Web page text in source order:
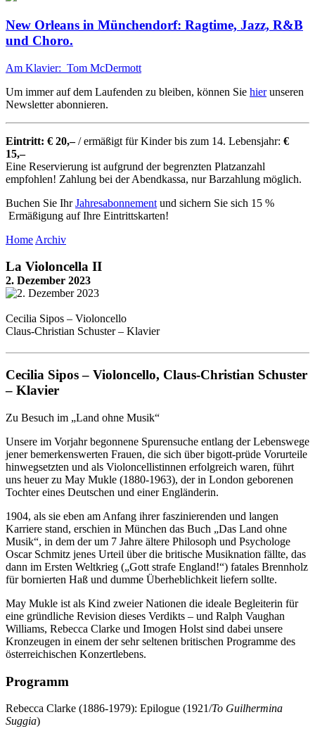
New Orleans in Münchendorf: Ragtime, Jazz, R&B
und Choro.
Am Klavier: Tom McDermott
Um immer auf dem Laufenden zu bleiben, können Sie hierunseren
Newsletter abonnieren.
Eintritt: € 20,–/ ermäßigt für Kinder bis zum 14. Lebensjahr: €
15,–
Eine Reservierung ist aufgrund der begrenzten Platzanzahl
empfohlen! Zahlung bei der Abendkassa, nur Barzahlung möglich.
Buchen Sie IhrJahresabonnement und sichern Sie sich 15 %
Ermäßigung auf Ihre Eintrittskarten!
Home Archiv
La Violoncella II
2. Dezember 2023
Cecilia Sipos – Violoncello
Claus-Christian Schuster – Klavier
Cecilia Sipos – Violoncello, Claus-Christian Schuster
– Klavier
Zu Besuch im „Land ohne Musik“
Unsere im Vorjahr begonnene Spurensuche entlang der Lebenswege
jener bemerkenswerten Frauen, die sich über bigott-prüde Vorurteile
hinwegsetzten und als Violoncellistinnen erfolgreich waren, führt
uns heuer zu May Mukle (1880-1963), der in London geborenen
Tochter eines Deutschen und einer Engländerin.
1904, als sie eben am Anfang ihrer faszinierenden und langen
Karriere stand, erschien in München das Buch „Das Land ohne
Musik“, in dem der um 7 Jahre ältere Philosoph und Psychologe
Oscar Schmitz jenes Urteil über die britische Musiknation fällte, das
dann im Ersten Weltkrieg („Gott strafe England!“) fatales Brennholz
für bornierten Haß und dumme Überheblichkeit liefern sollte.
May Mukle ist als Kind zweier Nationen die ideale Begleiterin für
eine gründliche Revision dieses Verdikts – und Ralph Vaughan
Williams, Rebecca Clarke und Imogen Holst sind dabei unsere
Kronzeugen in einem der sehr seltenen britischen Programme des
österreichischen Konzertlebens.
Programm
Rebecca Clarke (1886-1979): Epilogue (1921/To Guilhermina
Suggia)